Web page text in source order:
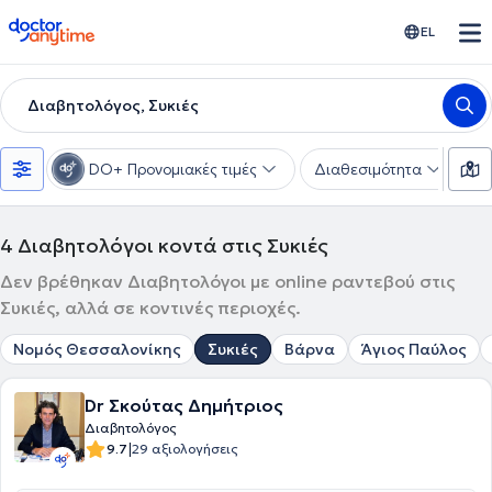
doctoranytime EL
Διαβητολόγος, Συκιές
DO+ Προνομιακές τιμές Διαθεσιμότητα
4 Διαβητολόγοι κοντά στις Συκιές
Δεν βρέθηκαν Διαβητολόγοι με online ραντεβού στις
Συκιές, αλλά σε κοντινές περιοχές.
Νομός Θεσσαλονίκης Συκιές Βάρνα Άγιος Παύλος
Dr Σκούτας Δημήτριος
Διαβητολόγος
9.7|29 αξιολογήσεις